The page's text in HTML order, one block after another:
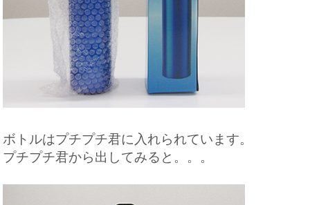
ボトルはプチプチ君に入れられています。
プチプチ君から出してみると。。。